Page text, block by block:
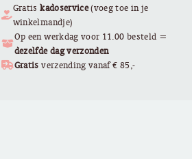
Gratiskadoservice(voeg toe in je
winkelmandje)
Op een werkdag voor 11.00 besteld =
dezelfde dag verzonden
Gratis verzending vanaf € 85,-